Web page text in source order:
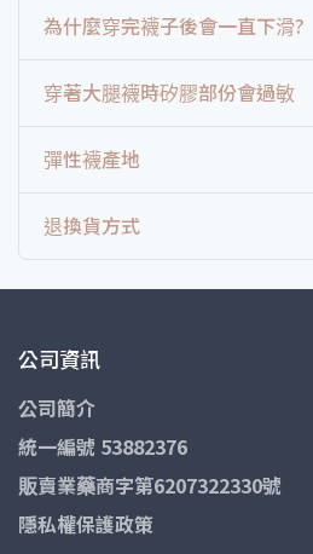
為什麼穿完襪子後會一直下滑?
穿著大腿襪時矽膠部份會過敏
彈性襪產地
退換貨方式
公司資訊
公司簡介
統一編號 53882376
販賣業藥商字第6207322330號
隱私權保護政策